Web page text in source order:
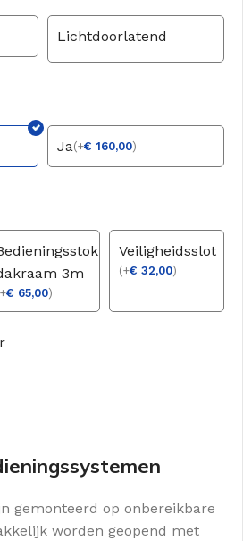
Lichtdoorlatend
Ja(+€ 160,00)
3m
+€ 65,00)
Veiligheidsslot
(+€ 32,00)
gemonteerd op onbereikbare
worden geopend met